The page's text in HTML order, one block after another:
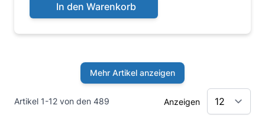
In den Warenkorb
Artikel 1-12 von den 489
Mehr Artikel anzeigen
Anzeigen